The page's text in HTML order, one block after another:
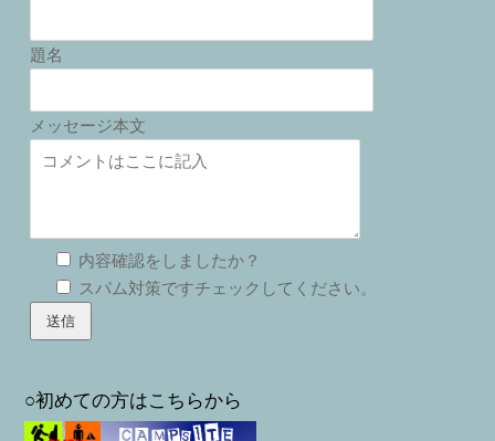
題名
メッセージ本文
内容確認をしましたか？
スパム対策ですチェックしてください。
○初めての方はこちらから